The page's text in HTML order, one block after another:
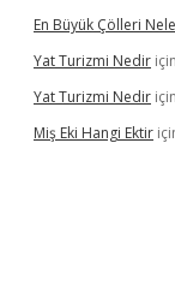
En Büyük Çölleri
Yat Turizmi Nedir için
Yat Turizmi Nedir için
Miş Eki Hangi Ektir